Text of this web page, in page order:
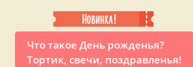
Что такое День рожденья?
Тортик, свечи, поздравленья!